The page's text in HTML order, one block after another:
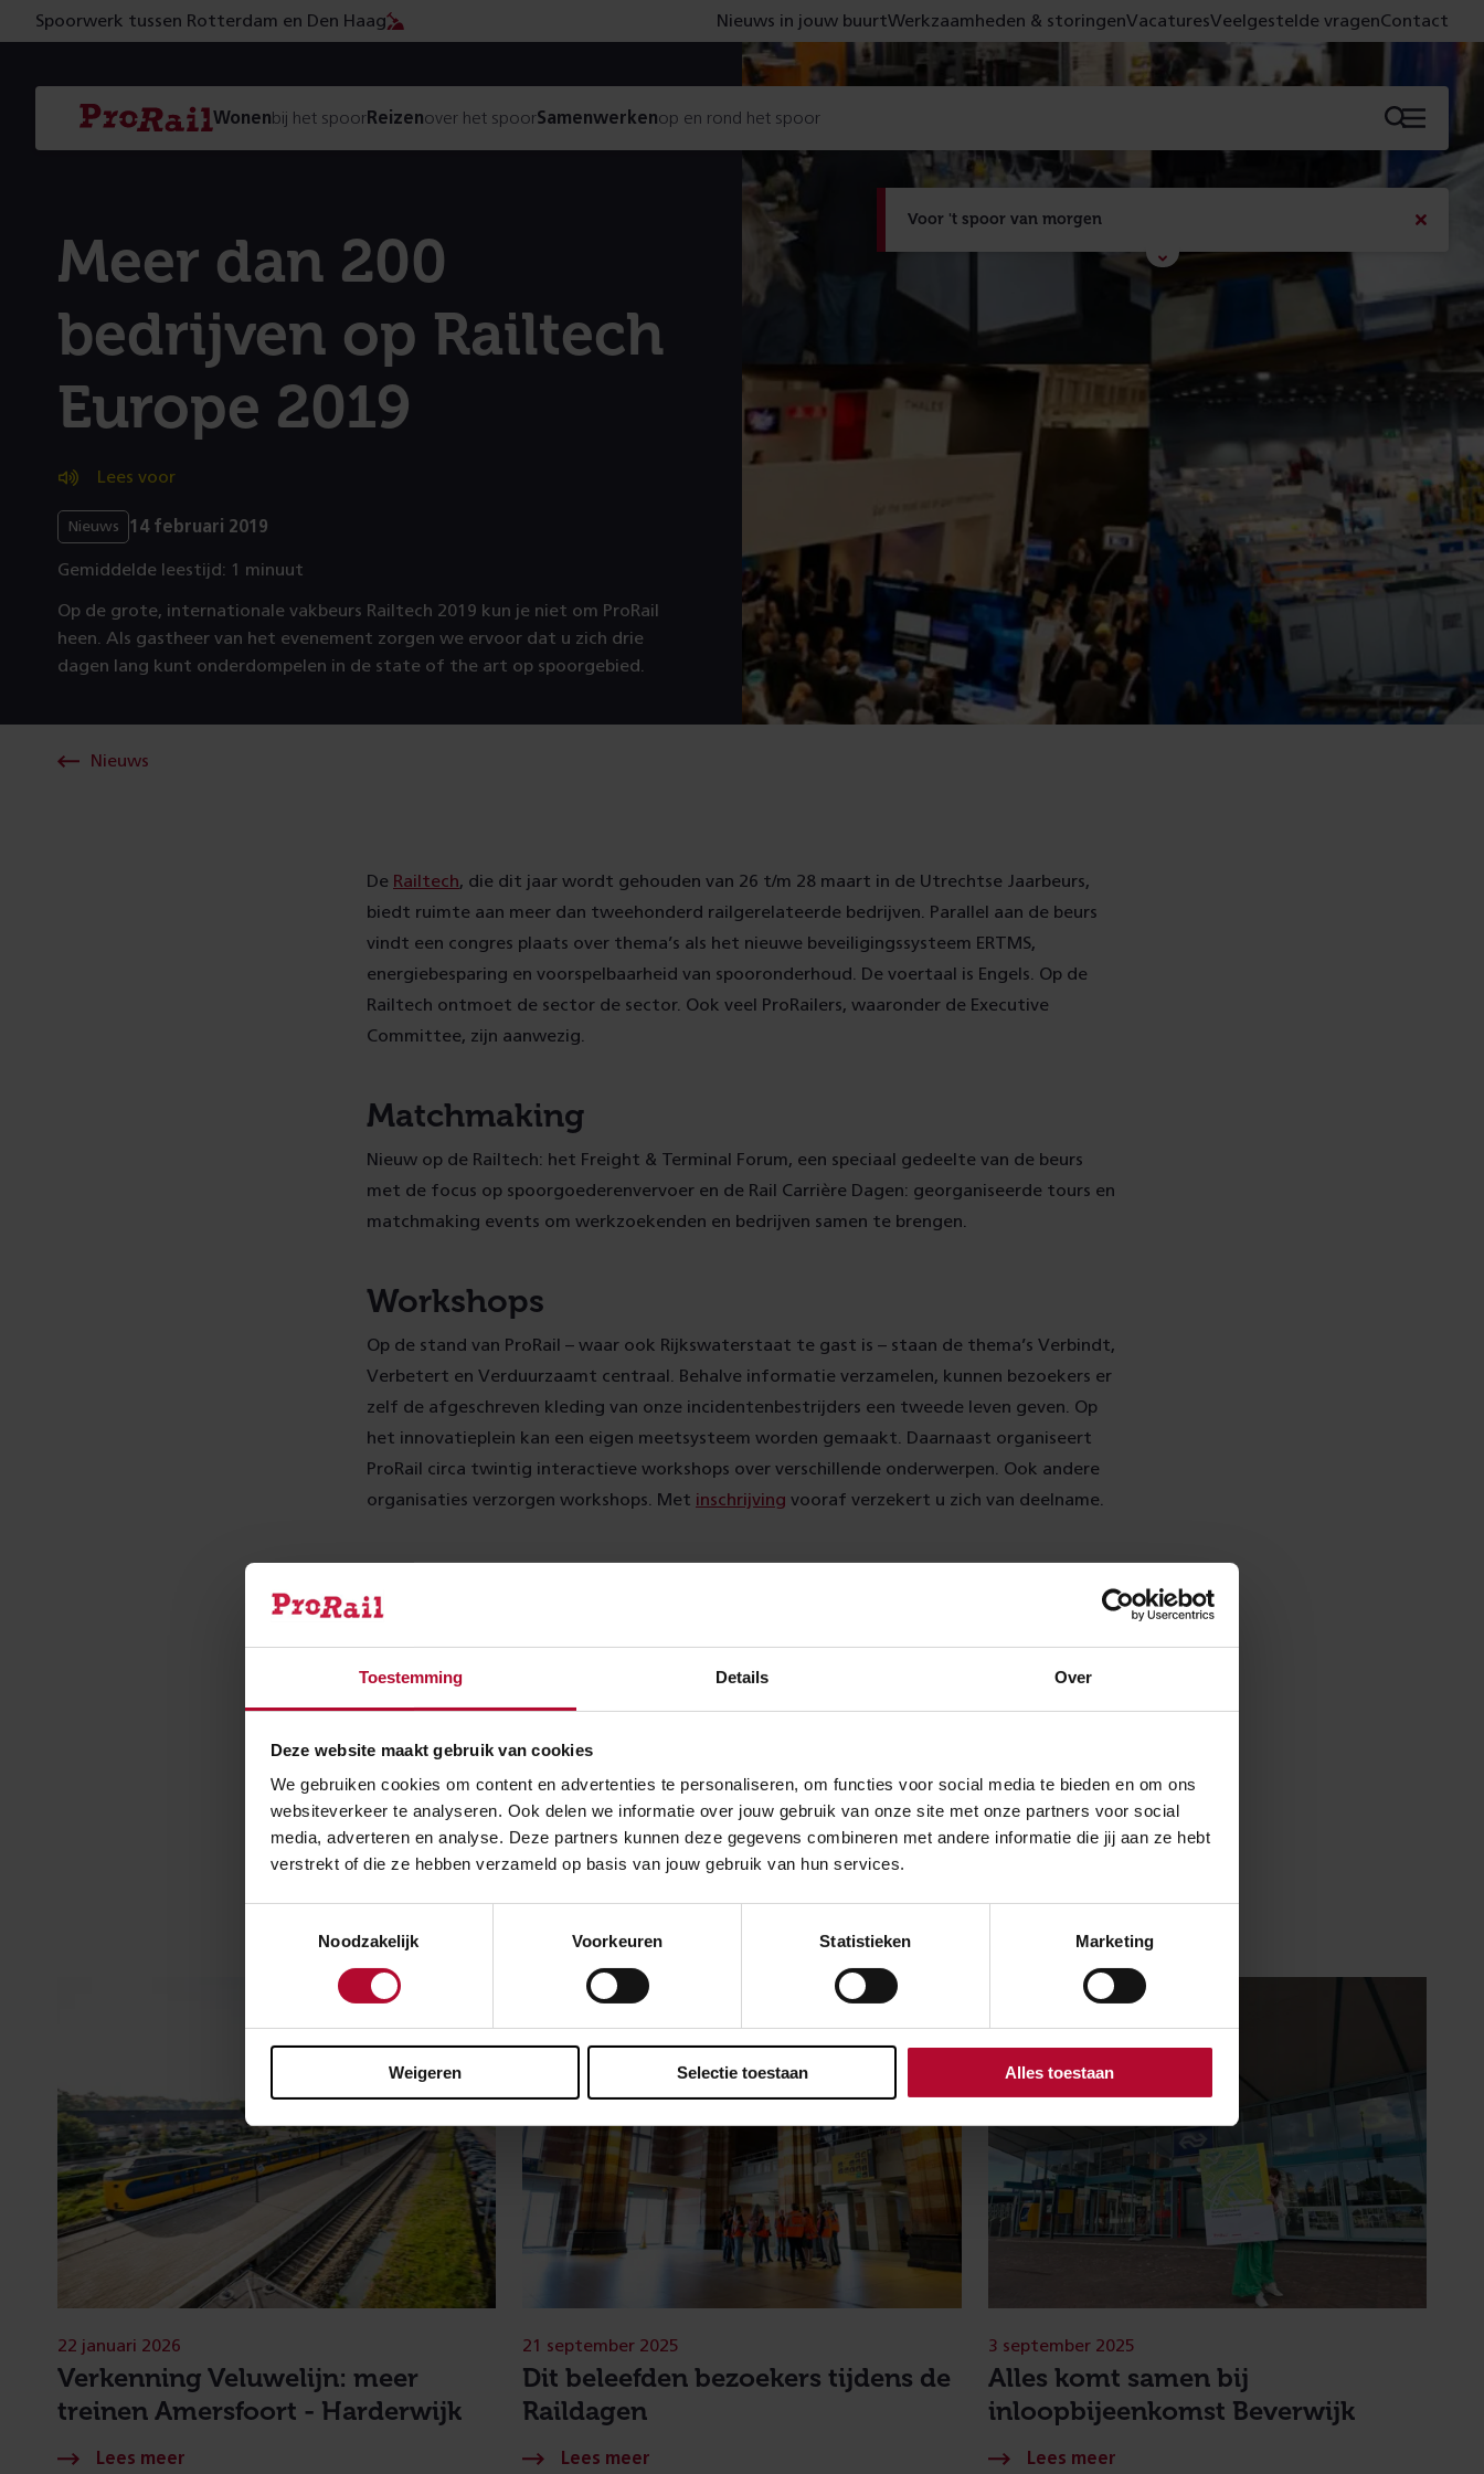
Toestemming Details Over
Deze website maakt gebruik van cookies
We gebruiken cookies om content en advertenties te personaliseren, om functies voor social media te bieden en om ons
websiteverkeer te analyseren. Ook delen we informatie over jouw gebruik van onze site met onze partners voor social
media, adverteren en analyse. Deze partners kunnen deze gegevens combineren met andere informatie die jij aan ze hebt
verstrekt of die ze hebben verzameld op basis van jouw gebruik van hun services.
Noodzakelijk
Voorkeuren Statistieken Marketing
Weigeren Selectie toestaan Alles toestaan
Voor 't spoor van morgen
Met de campagne 'Voor 't spoor naar morgen' laten
we zien wat er vandaag gebeurt en wat dat -
figuurlijk gezien - morgen oplevert.
Lees meer
Spoorwerk tussen Rotterdam en Den Haag Nieuws in jouw buurtWerkzaamheden & storingenVacaturesVeelgestelde vragenContact
Navigatie
Homepage
ProRail
Wonenbij het spoorReizenover het spoorSamenwerkenop en rond het spoor Menu
Meer dan 200
bedrijven op Railtech
Europe 2019
Lees voor
Nieuws 14 februari 2019
Gemiddelde leestijd: 1 minuut
Op de grote, internationale vakbeurs Railtech 2019 kun je niet om ProRail
heen. Als gastheer van het evenement zorgen we ervoor dat u zich drie
dagen lang kunt onderdompelen in de state of the art op spoorgebied.
Nieuws
De Railtech, die dit jaar wordt gehouden van 26 t/m 28 maart in de Utrechtse Jaarbeurs,
biedt ruimte aan meer dan tweehonderd railgerelateerde bedrijven. Parallel aan de beurs
vindt een congres plaats over thema’s als het nieuwe beveiligingssysteem ERTMS,
energiebesparing en voorspelbaarheid van spooronderhoud. De voertaal is Engels. Op de
Railtech ontmoet de sector de sector. Ook veel ProRailers, waaronder de Executive
Committee, zijn aanwezig.
Matchmaking
Nieuw op de Railtech: het Freight & Terminal Forum, een speciaal gedeelte van de beurs
met de focus op spoorgoederenvervoer en de Rail Carrière Dagen: georganiseerde tours en
matchmaking events om werkzoekenden en bedrijven samen te brengen.
Workshops
Op de stand van ProRail – waar ook Rijkswaterstaat te gast is – staan de thema’s Verbindt,
Verbetert en Verduurzaamt centraal. Behalve informatie verzamelen, kunnen bezoekers er
zelf de afgeschreven kleding van onze incidentenbestrijders een tweede leven geven. Op
het innovatieplein kan een eigen meetsysteem worden gemaakt. Daarnaast organiseert
ProRail circa twintig interactieve workshops over verschillende onderwerpen. Ook andere
organisaties verzorgen workshops. Met inschrijving vooraf verzekert u zich van deelname.
Toegang tot de beurs is gratis, met uitzondering van het congres.
Meer over:
Meer nieuws
Verkenning Veluwelijn: meer
treinen Amersfoort - Harderwijk
22 januari 2026
Dit beleefden bezoekers tijdens de
Raildagen
21 september 2025
Alles komt samen bij
inloopbijeenkomst Beverwijk
3 september 2025